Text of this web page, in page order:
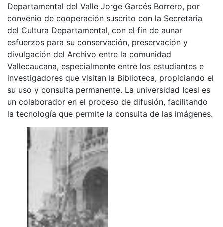
Departamental del Valle Jorge Garcés Borrero, por
convenio de cooperación suscrito con la Secretaria
del Cultura Departamental, con el fin de aunar
esfuerzos para su conservación, preservación y
divulgación del Archivo entre la comunidad
Vallecaucana, especialmente entre los estudiantes e
investigadores que visitan la Biblioteca, propiciando el
su uso y consulta permanente. La universidad Icesi es
un colaborador en el proceso de difusión, facilitando
la tecnología que permite la consulta de las imágenes.